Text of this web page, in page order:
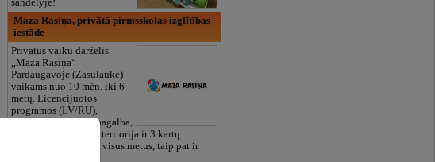
sandėlyje!
Maza Rasiņa, privātā pirmsskolas izglītības
iestāde
Privatus vaikų darželis
„Maza Rasiņa“
Pardaugavoje (Zasulauke)
vaikams nuo 10 mėn. iki 6
metų. Licencijuotos
programos (LV/RU),
logopedas, speciali pagalba,
būreliai, didelė žalia teritorija ir 3 kartų
maitinimas. Dirbame visus metus, taip pat ir